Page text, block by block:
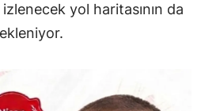
yol haritasının da